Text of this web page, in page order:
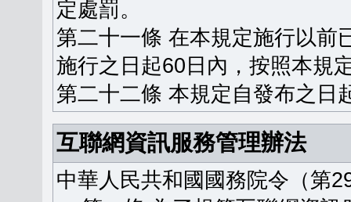
定處罰。
第二十一條 在本規定施行以前
施行之日起60日內，按照本規
第二十二條 本規定自發布之日
互聯網資訊服務管理辦法
中華人民共和國國務院令（第